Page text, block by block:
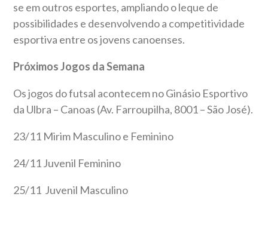
se em outros esportes, ampliando o leque de
possibilidades e desenvolvendo a competitividade
esportiva entre os jovens canoenses.
Próximos Jogos da Semana
Os jogos do futsal acontecem noGinásio Esportivo
da Ulbra – Canoas (Av. Farroupilha, 8001 – São José).
23/11 Mirim Masculino e Feminino
24/11 Juvenil Feminino
25/11 Juvenil Masculino